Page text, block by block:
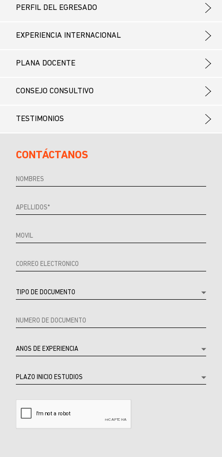
PERFIL DEL EGRESADO
EXPERIENCIA INTERNACIONAL
PLANA DOCENTE
CONSEJO CONSULTIVO
TESTIMONIOS
CONTÁCTANOS
Referrer
URL
URL
Referrer
Producto